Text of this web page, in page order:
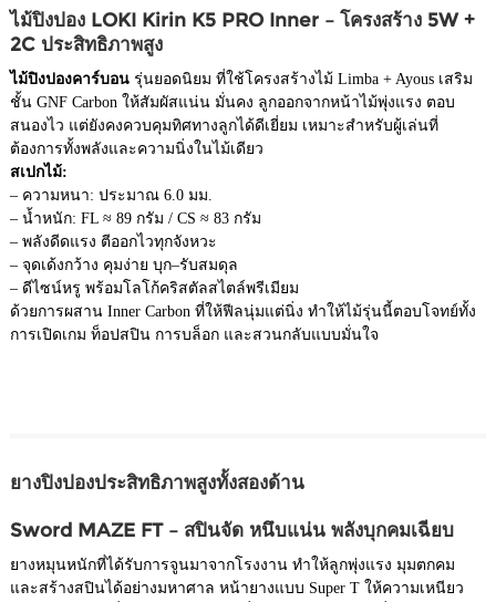
ไม้ปิงปอง LOKI Kirin K5 PRO Inner – โครงสร้าง 5W +
2C ประสิทธิภาพสูง
ไม้ปิงปองคาร์บอน รุ่นยอดนิยม ที่ใช้โครงสร้างไม้ Limba + Ayous เสริม
ชั้น GNF Carbon ให้สัมผัสแน่น มั่นคง ลูกออกจากหน้าไม้พุ่งแรง ตอบ
สนองไว แต่ยังคงควบคุมทิศทางลูกได้ดีเยี่ยม เหมาะสำหรับผู้เล่นที่
ต้องการทั้งพลังและความนิ่งในไม้เดียว
สเปกไม้:
– ความหนา: ประมาณ 6.0 มม.
– น้ำหนัก: FL ≈ 89 กรัม / CS ≈ 83 กรัม
– พลังดีดแรง ตีออกไวทุกจังหวะ
– จุดเด้งกว้าง คุมง่าย บุก–รับสมดุล
– ดีไซน์หรู พร้อมโลโก้คริสตัลสไตล์พรีเมียม
ด้วยการผสาน Inner Carbon ที่ให้ฟีลนุ่มแต่นิ่ง ทำให้ไม้รุ่นนี้ตอบโจทย์ทั้ง
การเปิดเกม ท็อปสปิน การบล็อก และสวนกลับแบบมั่นใจ
ยางปิงปองประสิทธิภาพสูงทั้งสองด้าน
Sword MAZE FT – สปินจัด หนึบแน่น พลังบุกคมเฉียบ
ยางหมุนหนักที่ได้รับการจูนมาจากโรงงาน ทำให้ลูกพุ่งแรง มุมตกคม
และสร้างสปินได้อย่างมหาศาล หน้ายางแบบ Super T ให้ความเหนียว